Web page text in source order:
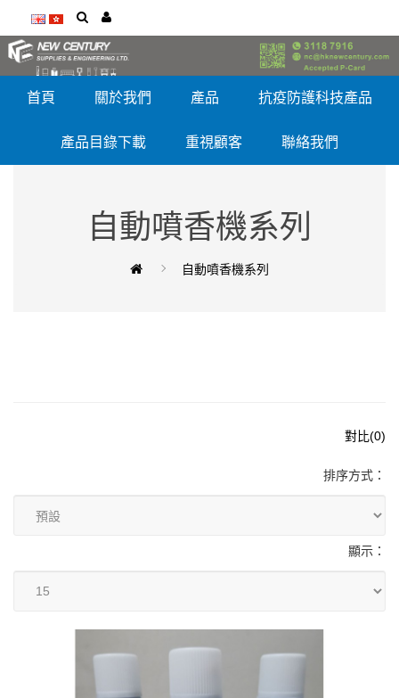
首頁 關於我們 產品 抗疫防護科技產品
產品目錄下載 重視顧客 聯絡我們
自動噴香機系列
自動噴香機系列
對比(0)
排序方式：
顯示：